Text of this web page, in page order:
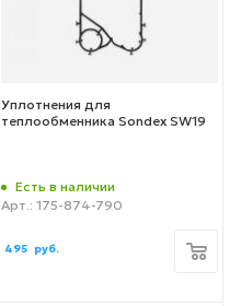
Уплотнения для
теплообменника Sondex SW19
Есть в наличии
Арт.: 175-874-790
495 руб.